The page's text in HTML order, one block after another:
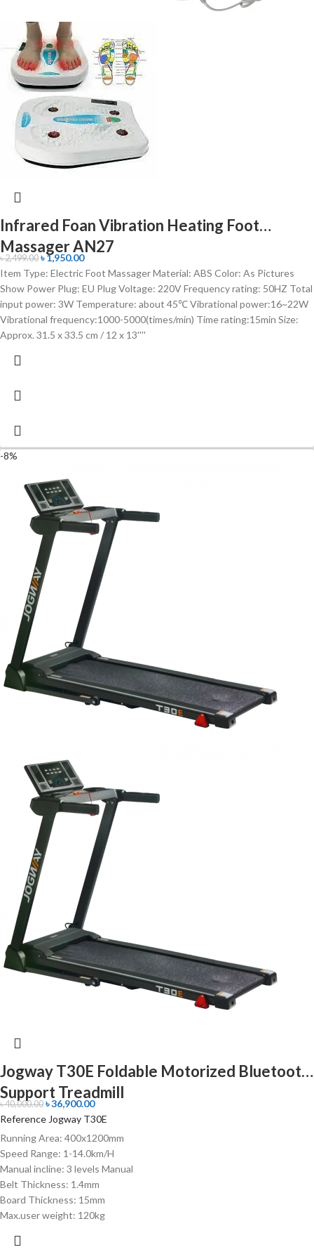
Infrared Foan Vibration Heating Foot
Massager AN27
৳2,499.00 ৳1,950.00
Item Type: Electric Foot Massager Material: ABS Color: As Pictures
Show Power Plug: EU Plug Voltage: 220V Frequency rating: 50HZ Total
input power: 3W Temperature: about 45℃ Vibrational power:16~22W
Vibrational frequency:1000-5000(times/min) Time rating:15min Size:
Approx. 31.5 x 33.5 cm / 12 x 13''''
-8%
Jogway T30E Foldable Motorized Bluetooth
Support Treadmill
৳40,000.00 ৳36,900.00
Reference Jogway T30E
Running Area: 400x1200mm
Speed Range: 1-14.0km/H
Manual incline: 3 levels Manual
Belt Thickness: 1.4mm
Board Thickness: 15mm
Max.user weight: 120kg